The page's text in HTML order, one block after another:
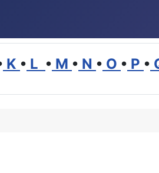
K • L • M • N • O • P •